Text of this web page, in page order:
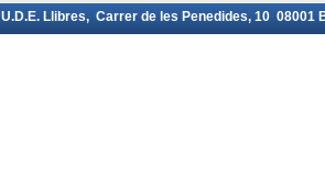
U.D.E. Llibres, Carrer de les Penedides, 10 08001